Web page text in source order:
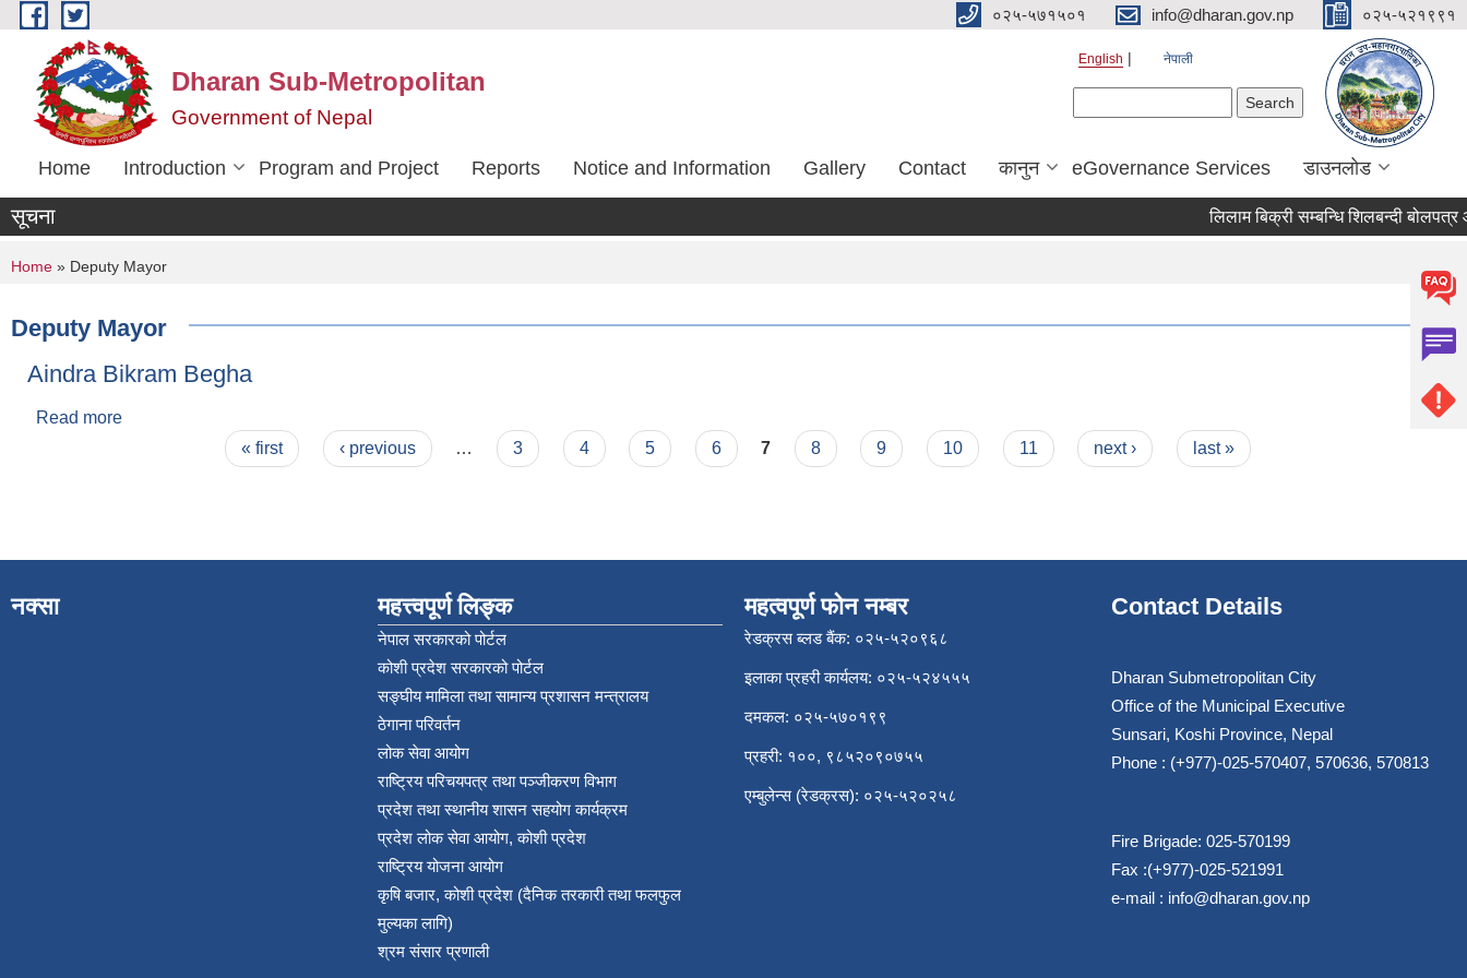
Skip to main content ०२५-५७१५०१ info@dharan.gov.np ०२५-५२१९९१
Dharan Sub-Metropolitan
Government of Nepal
English नेपाली
Home Introduction Program and Project Reports Notice and Information Gallery Contact कानुन eGovernance Services डाउनलोड
सूचना
You are here
Home » Deputy Mayor
Deputy Mayor
Aindra Bikram Begha
Read more
« first ‹ previous … 3 4 5 6 7 8 9 10 11 next › last »
नक्सा महत्त्वपूर्ण लिङ्क
नेपाल सरकारको पोर्टल
कोशी प्रदेश सरकारको पोर्टल
सङ्‍घीय मामिला तथा सामान्य प्रशासन मन्त्रालय
ठेगाना परिवर्तन
लोक सेवा आयोग
राष्ट्रिय परिचयपत्र तथा पञ्‍जीकरण विभाग
प्रदेश तथा स्थानीय शासन सहयोग कार्यक्रम
प्रदेश लोक सेवा आयोग, कोशी प्रदेश
राष्ट्रिय योजना आयोग
कृषि बजार, कोशी प्रदेश (दैनिक तरकारी तथा फलफुल
मुल्यका लागि)
श्रम संसार प्रणाली
महत्वपूर्ण फोन नम्बर
रेडक्रस ब्लड बैंक: ०२५-५२०९६८
इलाका प्रहरी कार्यलय: ०२५-५२४५५५
दमकल: ०२५-५७०१९९
प्रहरी: १००, ९८५२०९०७५५
एम्बुलेन्स (रेडक्रस): ०२५-५२०२५८
Contact Details
Dharan Submetropolitan City
Office of the Municipal Executive
Sunsari, Koshi Province, Nepal
Phone : (+977)-025-570407, 570636, 570813
Fire Brigade: 025-570199
Fax :(+977)-025-521991
e-mail : info@dharan.gov.np